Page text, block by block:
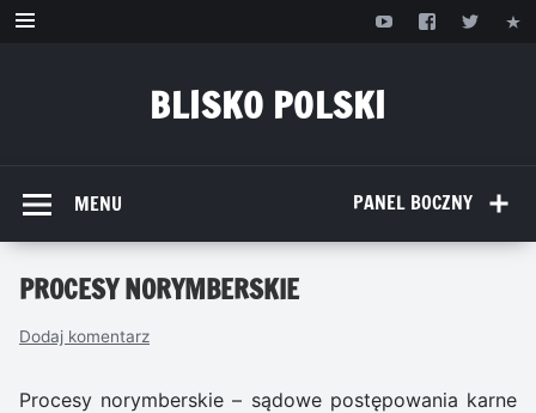
Przejdź
BLISKO POLSKI
PANEL BOCZNY
MENU
PROCESY NORYMBERSKIE
Dodaj komentarz
Procesy norymberskie – sądowe postępowania karne